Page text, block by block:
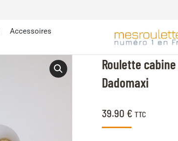
Accessoires
Roulette
Dadomaxi
39.90 € TTC